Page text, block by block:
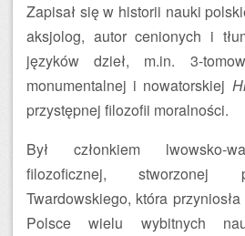
Zapisał się w historii nauki
aksjolog, autor cenionych i
języków dzieł, m.in. 3-
monumentalnej i nowatorskiej
przystępnej filozofii moralności.
Był członkiem lwowsko-
filozoficznej, stworzonej
Twardowskiego, która
Polsce wielu wybitnych